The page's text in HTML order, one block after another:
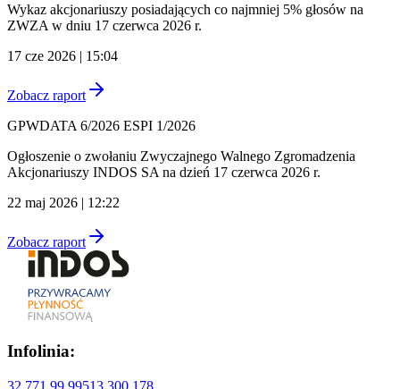
Wykaz akcjonariuszy posiadających co najmniej 5% głosów na
ZWZA w dniu 17 czerwca 2026 r.
17 cze 2026 | 15:04
Zobacz raport
GPWDATA 6/2026 ESPI 1/2026
Ogłoszenie o zwołaniu Zwyczajnego Walnego Zgromadzenia
Akcjonariuszy INDOS SA na dzień 17 czerwca 2026 r.
22 maj 2026 | 12:22
Zobacz raport
Infolinia: